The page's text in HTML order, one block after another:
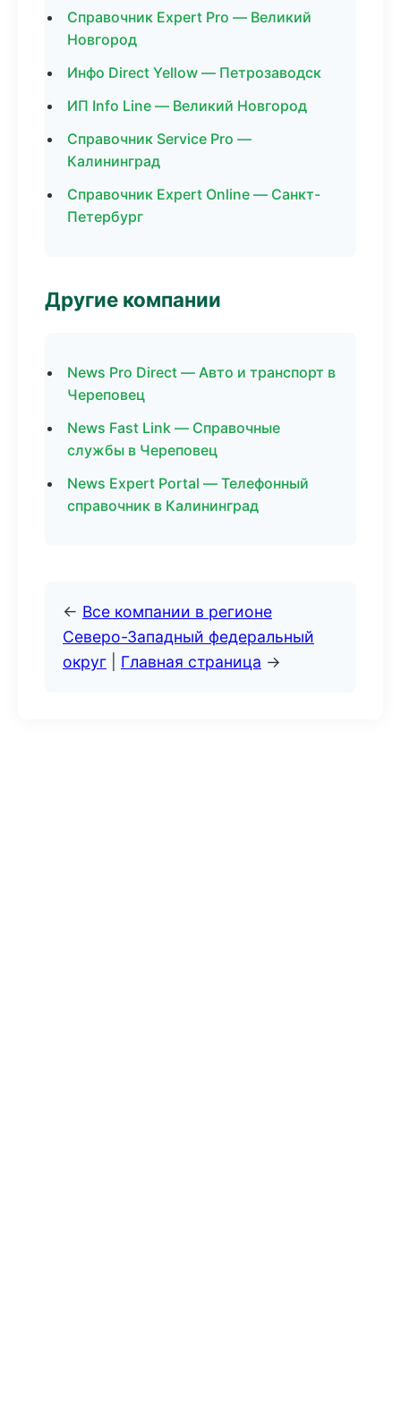
Справочник Expert Pro — Великий
Новгород
Инфо Direct Yellow — Петрозаводск
ИП Info Line — Великий Новгород
Справочник Service Pro —
Калининград
Справочник Expert Online — Санкт-
Петербург
Другие компании
News Pro Direct — Авто и транспорт в
Череповец
News Fast Link — Справочные
службы в Череповец
News Expert Portal — Телефонный
справочник в Калининград
← Все компании в регионе
Северо-Западный федеральный
округ
Главная страница →